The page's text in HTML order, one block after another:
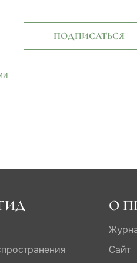
ПОДПИСАТЬСЯ
О
Сайт